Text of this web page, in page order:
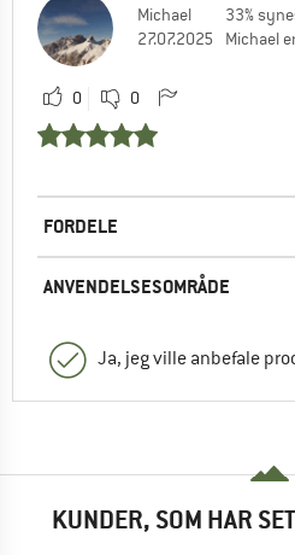
Michael
27.07.2025
33%
Michael
0 0
FORDELE
ANVENDELSESOMRÅDE
Ja, jeg ville anbefale
KUNDER, SOM HAR